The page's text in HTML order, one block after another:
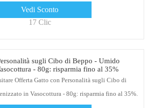
Vedi Sconto
17 Clic
sugli Cibo di Beppo - Umido
- 80g: risparmia fino al 35%
Offerta Gatto con Personalità sugli Cibo di
in Vasocottura - 80g: risparmia fino al 35%.